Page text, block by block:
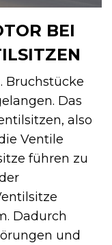
BEI
Bruchstücke
Das
also
Ventile
führen zu
Dadurch
und